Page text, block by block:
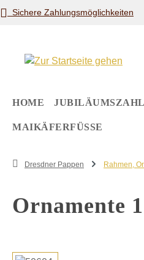
Hauptinhalt springen
Zur Suche springen
Zur Hauptnavigation
Sichere Zahlungsmöglichkeiten
HOME
MAIKÄFERFÜSSE
Dresdner Pappen Rahmen,
Ornamente